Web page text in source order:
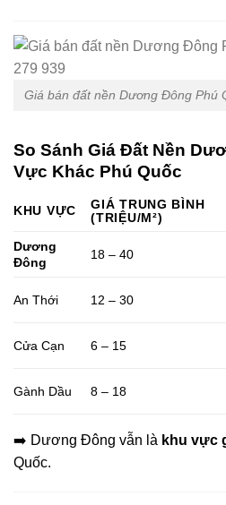
Giá bán đất nền Dương Đông Phú
So Sánh Giá Đất Nền
Vực Khác Phú Quốc
KHU VỰC
GIÁ TRUNG BÌNH
(TRIỆU/M²)
Dương
Đông
18 – 40
An Thới 12 – 30
Cửa Cạn 6 – 15
Gành Dầu 8 – 18
➡️ Dương Đông vẫn là khu vực
Quốc.